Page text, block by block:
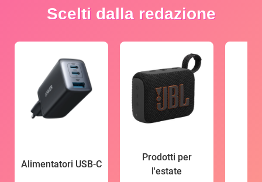
Scelti dalla redazione
Alimentatori USB-C
Prodotti per
l'estate